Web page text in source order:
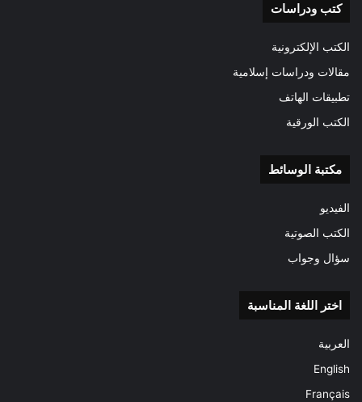
كتب ودراسات
الكتب الإلكترونية
مقالات ودراسات إسلامية
تطبيقات الهاتف
الكتب الورقية
مكتبة الوسائط
الفيديو
الكتب الصوتية
سؤال وجواب
اختر اللغة المناسبة
العربية
English
Français